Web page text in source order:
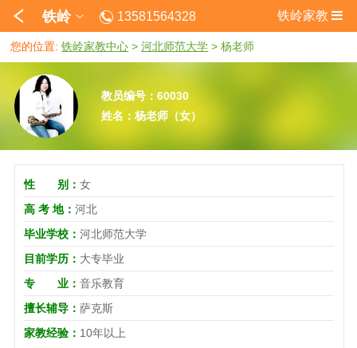
铁岭 13581564328 铁岭家教
您的位置:铁岭家教中心 >河北师范大学 >杨老师
教员编号：60030
姓名：杨老师（女）
性 别：女
高 考 地：河北
毕业学校：河北师范大学
目前学历： 大专毕业
专 业：音乐教育
擅长辅导：萨克斯
家教经验： 10年以上